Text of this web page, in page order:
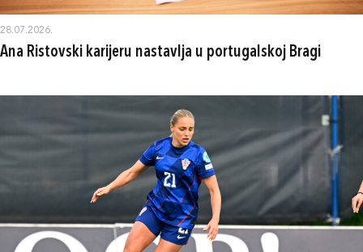
28.07.2026.
Ana Ristovski karijeru nastavlja u portugalskoj Bragi